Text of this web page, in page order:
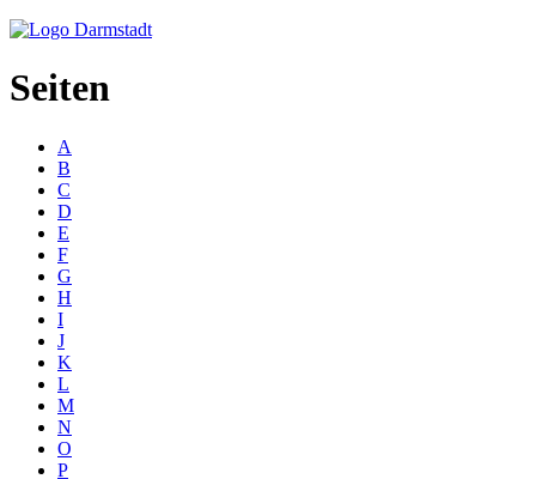
Seiten
A
B
C
D
E
F
G
H
I
J
K
L
M
N
O
P